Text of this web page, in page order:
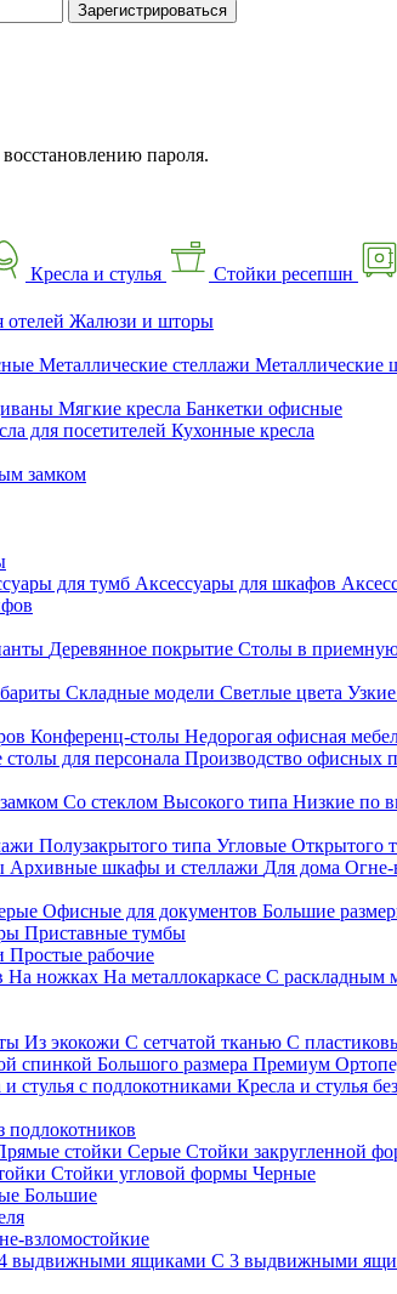
Зарегистрироваться
пароля.
Кресла и стулья Стойки ресепшн
отелей Жалюзи и шторы
Металлические стеллажи Металлические
Мягкие кресла Банкетки офисные
для посетителей Кухонные кресла
замком
для тумб Аксессуары для шкафов
Деревянное покрытие Столы в приемную
Складные модели Светлые цвета
Конференц-столы Недорогая офисная
для персонала Производство офисных
Со стеклом Высокого типа Низкие по
Полузакрытого типа Угловые Открытого
Архивные шкафы и стеллажи Для дома Огне-
Офисные для документов Большие
Приставные тумбы
Простые рабочие
На ножках На металлокаркасе С раскладным
Из экокожи С сетчатой тканью С
спинкой Большого размера Премиум
и стулья с подлокотниками Кресла и стулья
подлокотников
стойки Серые Стойки закругленной
Стойки угловой формы Черные
Большие
взломостойкие
выдвижными ящиками С 3 выдвижными